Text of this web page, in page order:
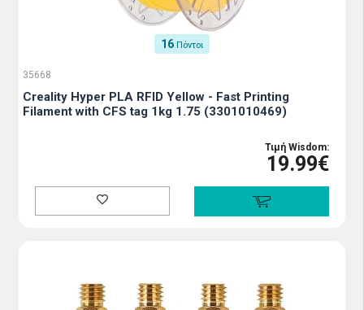
16 Πόντοι
35668
Creality Hyper PLA RFID Yellow - Fast Printing
Filament with CFS tag 1kg 1.75 (3301010469)
Τιμή Wisdom:
19.99€